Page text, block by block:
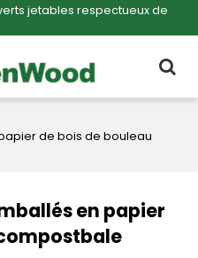
jetables respectueux de
de bois de bouleau
en papier